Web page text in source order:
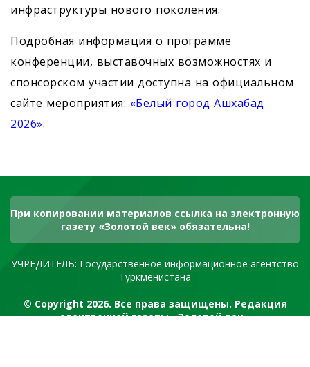
инфраструктуры нового поколения.
Подробная информация о программе
конференции, выставочных возможностях и
спонсорском участии доступна на официальном
сайте мероприятия: «Белый город Ашхабад
2026».
При копировании материалов ссылка на электронную
газету «Золотой век» обязательна!
УЧРЕДИТЕЛЬ: Государственное информационное агентство
Туркменистана
© Copyright 2026. Все права защищены. Редакция
электронной газеты «Золотой век»